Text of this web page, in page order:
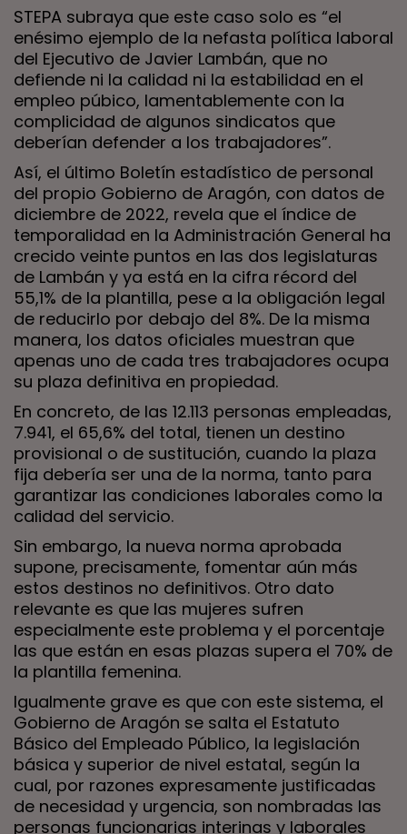
STEPA subraya que este caso solo es “el
enésimo ejemplo de la nefasta política laboral
del Ejecutivo de Javier Lambán, que no
defiende ni la calidad ni la estabilidad en el
empleo púbico, lamentablemente con la
complicidad de algunos sindicatos que
deberían defender a los trabajadores”.
Así, el último Boletín estadístico de personal
del propio Gobierno de Aragón, con datos de
diciembre de 2022, revela que el índice de
temporalidad en la Administración General ha
crecido veinte puntos en las dos legislaturas
de Lambán y ya está en la cifra récord del
55,1% de la plantilla, pese a la obligación legal
de reducirlo por debajo del 8%. De la misma
manera, los datos oficiales muestran que
apenas uno de cada tres trabajadores ocupa
su plaza definitiva en propiedad.
En concreto, de las 12.113 personas empleadas,
7.941, el 65,6% del total, tienen un destino
provisional o de sustitución, cuando la plaza
fija debería ser una de la norma, tanto para
garantizar las condiciones laborales como la
calidad del servicio.
Sin embargo, la nueva norma aprobada
supone, precisamente, fomentar aún más
estos destinos no definitivos. Otro dato
relevante es que las mujeres sufren
especialmente este problema y el porcentaje
las que están en esas plazas supera el 70% de
la plantilla femenina.
Igualmente grave es que con este sistema, el
Gobierno de Aragón se salta el Estatuto
Básico del Empleado Público, la legislación
básica y superior de nivel estatal, según la
cual, por razones expresamente justificadas
de necesidad y urgencia, son nombradas las
personas funcionarias interinas y laborales